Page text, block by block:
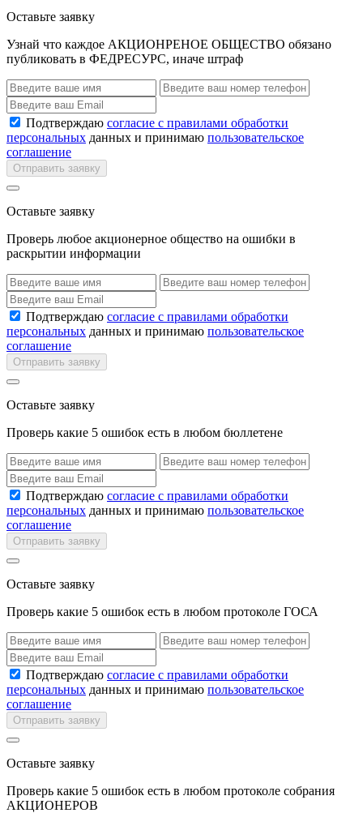
Оставьте заявку
Узнай что каждое АКЦИОНРЕНОЕ ОБЩЕСТВО обязано
публиковать в ФЕДРЕСУРС, иначе штраф
Подтверждаю согласие с правилами обработки
персональных данных и принимаю пользовательское
соглашение
Отправить заявку
Оставьте заявку
Проверь любое акционерное общество на ошибки в
раскрытии информации
Подтверждаю согласие с правилами обработки
персональных данных и принимаю пользовательское
соглашение
Отправить заявку
Оставьте заявку
Проверь какие 5 ошибок есть в любом бюллетене
Подтверждаю согласие с правилами обработки
персональных данных и принимаю пользовательское
соглашение
Отправить заявку
Оставьте заявку
Проверь какие 5 ошибок есть в любом протоколе ГОСА
Подтверждаю согласие с правилами обработки
персональных данных и принимаю пользовательское
соглашение
Отправить заявку
Оставьте заявку
Проверь какие 5 ошибок есть в любом протоколе собрания
АКЦИОНЕРОВ